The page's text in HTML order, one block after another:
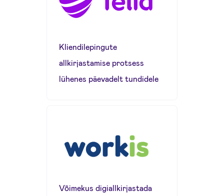
Kliendilepingute
allkirjastamise protsess
lühenes päevadelt tundidele
Võimekus digiallkirjastada